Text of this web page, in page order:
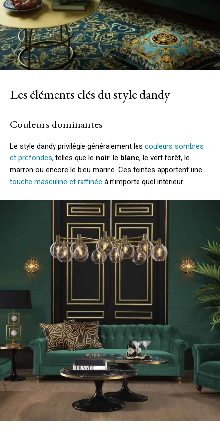
Les éléments clés du style dandy
Couleurs dominantes
Le style dandy privilégie généralement les couleurs sombres
et profondes, telles que le noir, le blanc, le vert forêt, le
marron ou encore le bleu marine. Ces teintes apportent une
touche masculine et raffinée à n’importe quel intérieur.